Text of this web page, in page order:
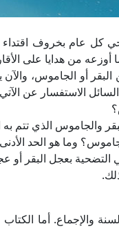
عام بخروف اقتداء
أوزعه من هدايا على
أو الجاموس،
الاستفسار عن
والإجماع. أما الكتاب